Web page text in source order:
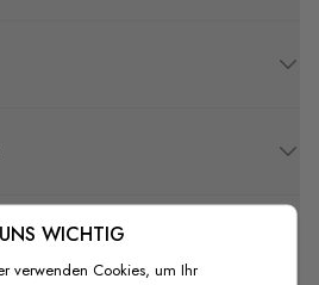
WICHTIG
verwenden Cookies, um Ihr